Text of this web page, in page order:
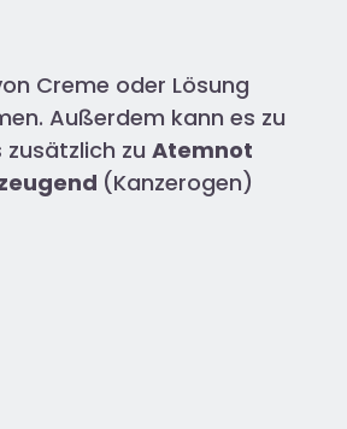
Creme oder Lösung
Außerdem kann es zu
zu Atemnot
(Kanzerogen)